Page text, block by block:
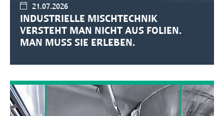
21.07.2026
INDUSTRIELLE MISCHTECHNIK
VERSTEHT MAN NICHT AUS FOLIEN.
MAN MUSS SIE ERLEBEN.